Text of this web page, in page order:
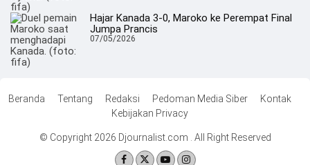
Hajar Kanada 3-0, Maroko ke Perempat Final
Jumpa Prancis
07/05/2026
Beranda Tentang Redaksi Pedoman Media Siber
Kontak
Kebijakan Privacy
© Copyright 2026 Djournalist.com . All Right Reserved